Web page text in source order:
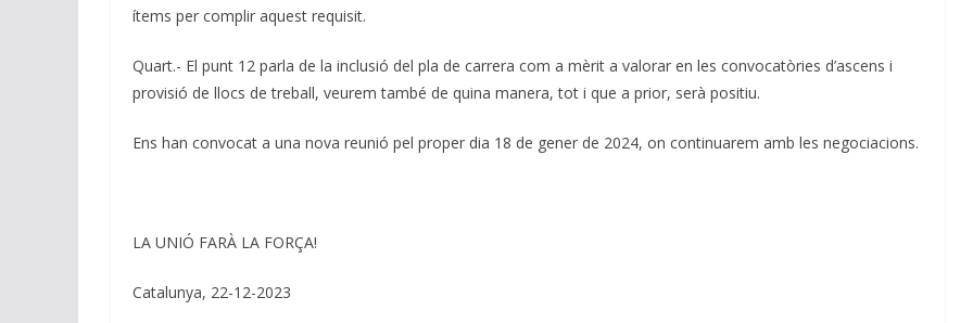
ítems per complir aquest requisit.
Quart.- El punt 12 parla de la inclusió del pla de carrera com a mèrit a valorar en les convocatòries d’ascens i
provisió de llocs de treball, veurem també de quina manera, tot i que a prior, serà positiu.
Ens han convocat a una nova reunió pel proper dia 18 de gener de 2024, on continuarem amb les negociacions.
LA UNIÓ FARÀ LA FORÇA!
Catalunya, 22-12-2023